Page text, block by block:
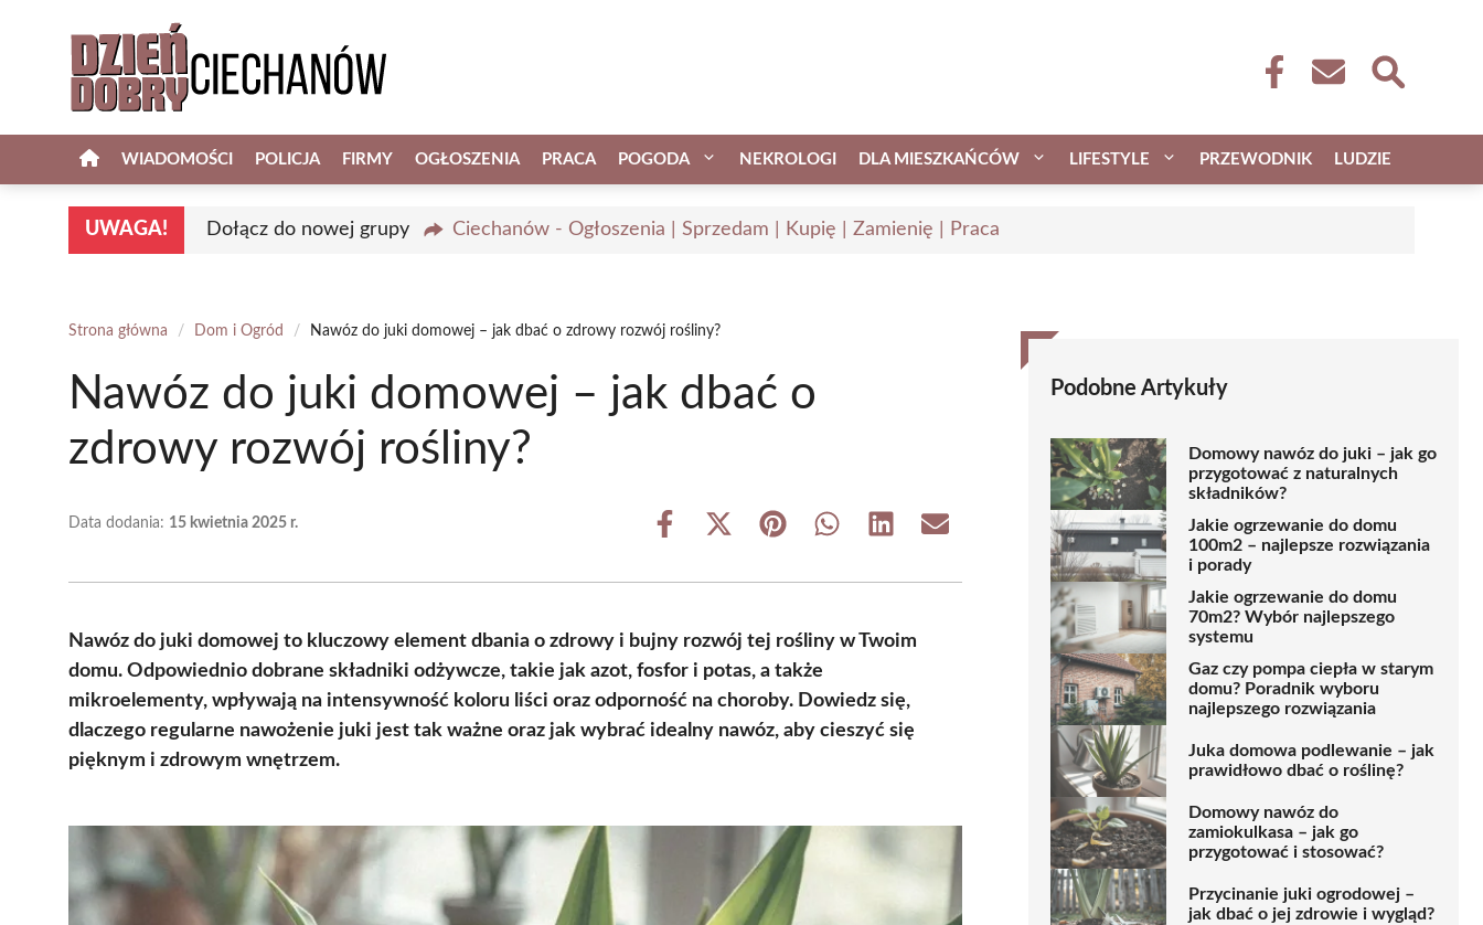
WIADOMOŚCI POLICJA FIRMY OGŁOSZENIA PRACA POGODA NEKROLOGI DLA MIESZKAŃCÓW LIFESTYLE PRZEWODNIK LUDZIE
UWAGA! Dołącz do nowej grupy Ciechanów - Ogłoszenia | Sprzedam | Kupię | Zamienię | Praca
Strona główna / Dom i Ogród / Nawóz do juki domowej – jak dbać o zdrowy rozwój rośliny?
Nawóz do juki domowej – jak dbać o
zdrowy rozwój rośliny?
Data dodania: 15 kwietnia 2025 r.
Share
Share
(Twitter)
Share Share Share Share
Nawóz do juki domowej to kluczowy element dbania o zdrowy i bujny rozwój tej rośliny w Twoim
domu. Odpowiednio dobrane składniki odżywcze, takie jak azot, fosfor i potas, a także
mikroelementy, wpływają na intensywność koloru liści oraz odporność na choroby. Dowiedz się,
dlaczego regularne nawożenie juki jest tak ważne oraz jak wybrać idealny nawóz, aby cieszyć się
pięknym i zdrowym wnętrzem.
Podobne Artykuły
Domowy nawóz do juki – jak go
przygotować z naturalnych
składników?
Jakie ogrzewanie do domu
100m2 – najlepsze rozwiązania
i porady
Jakie ogrzewanie do domu
70m2? Wybór najlepszego
systemu
Gaz czy pompa ciepła w starym
domu? Poradnik wyboru
najlepszego rozwiązania
Juka domowa podlewanie – jak
prawidłowo dbać o roślinę?
Domowy nawóz do
zamiokulkasa – jak go
przygotować i stosować?
Przycinanie juki ogrodowej –
jak dbać o jej zdrowie i wygląd?